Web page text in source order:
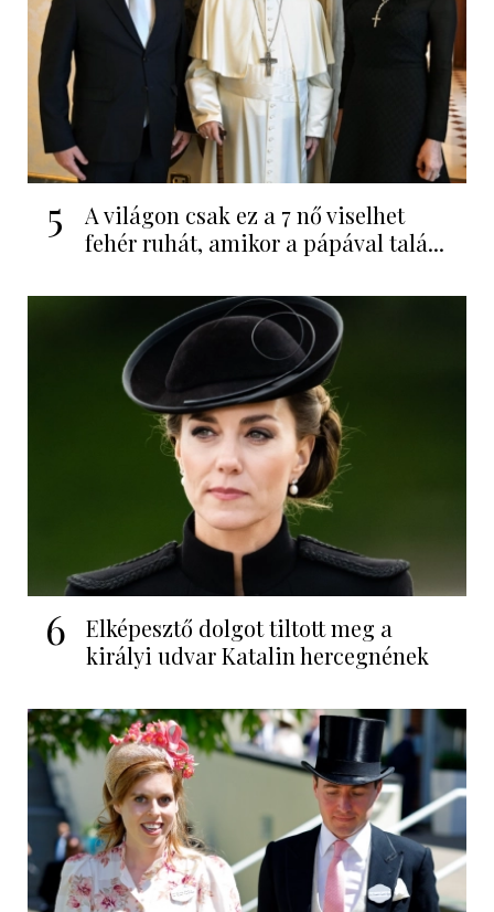
5
A világon csak ez a 7 nő viselhet
fehér ruhát, amikor a pápával talá...
6
Elképesztő dolgot tiltott meg a
királyi udvar Katalin hercegnének